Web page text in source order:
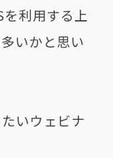
利用する上
いかと思い
いウェビナ